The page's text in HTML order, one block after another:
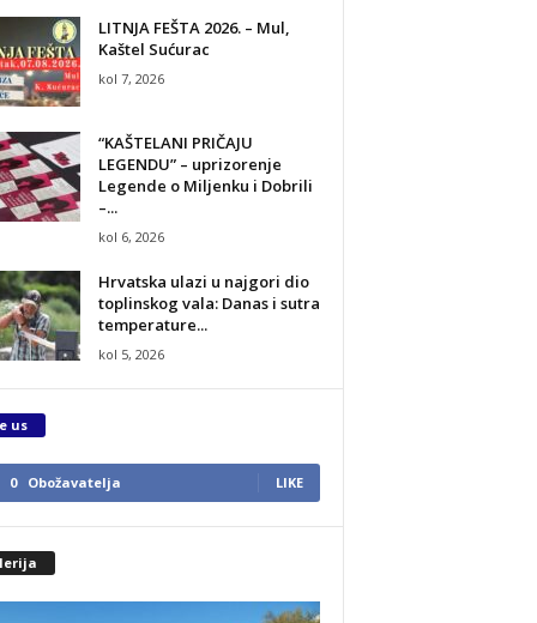
LITNJA FEŠTA 2026. – Mul,
Kaštel Sućurac
kol 7, 2026
“KAŠTELANI PRIČAJU
LEGENDU” – uprizorenje
Legende o Miljenku i Dobrili
–...
kol 6, 2026
Hrvatska ulazi u najgori dio
toplinskog vala: Danas i sutra
temperature...
kol 5, 2026
us
0 Obožavatelja LIKE